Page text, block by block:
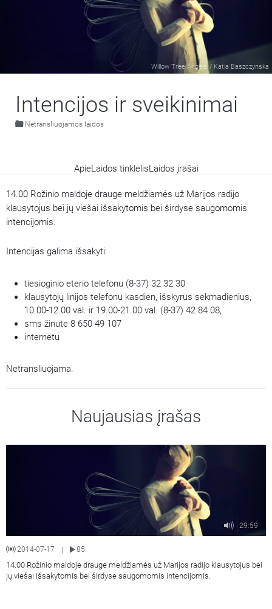
Willow Tree Angels / Katia Baszczynska
Intencijos ir sveikinimai
Netransliuojamos laidos
ApieLaidos tinklelisLaidos įrašai
14.00 Rožinio maldoje drauge meldžiamės už Marijos radijo
klausytojus bei jų viešai išsakytomis bei širdyse saugomomis
intencijomis.
Intencijas galima išsakyti:
tiesioginio eterio telefonu (8-37) 32 32 30
klausytojų linijos telefonu kasdien, išskyrus sekmadienius,
10.00-12.00 val. ir 19.00-21.00 val. (8-37) 42 84 08,
sms žinute 8 650 49 107
internetu
Netransliuojama.
Naujausias įrašas
29:59
2014-07-17 | 85
14.00 Rožinio maldoje drauge meldžiamės už Marijos radijo klausytojus bei
jų viešai išsakytomis bei širdyse saugomomis intencijomis.